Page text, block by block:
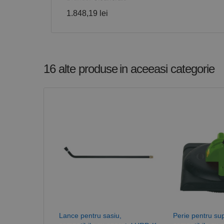
1.848,19 lei
16 alte produsein aceeasi categorie
Lance pentru sasiu,
Perie pentru
CookieScriptConsent
Nume
Nume
Furnizor /
Nume
PrestaShop-
sib_cuid